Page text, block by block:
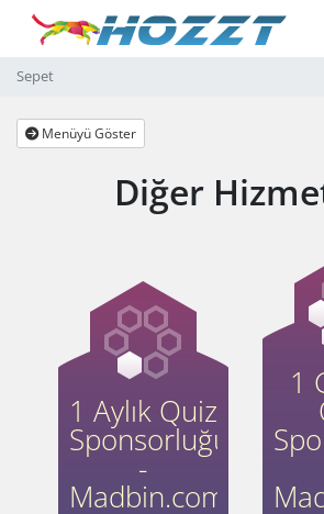
Sepet
Menüyü Göster
Diğer
1 Aylık Quiz
Sponsorluğu
-
Madbin.com
1